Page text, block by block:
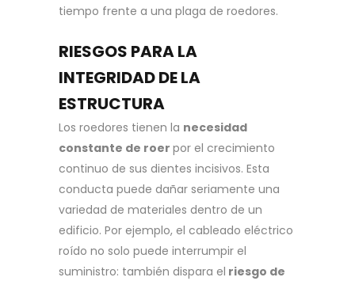
tiempo frente a una plaga de roedores.
RIESGOS PARA LA
INTEGRIDAD DE LA
ESTRUCTURA
Los roedores tienen la necesidad
constante de roer por el crecimiento
continuo de sus dientes incisivos. Esta
conducta puede dañar seriamente una
variedad de materiales dentro de un
edificio. Por ejemplo, el cableado eléctrico
roído no solo puede interrumpir el
suministro: también dispara el riesgo de